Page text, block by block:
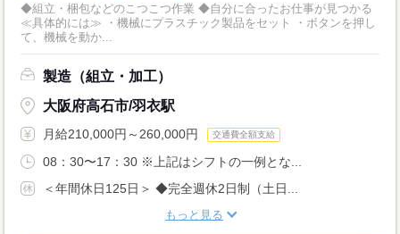
◆組立・梱包などのこつこつ作業 ◆自分に合ったお仕事が見つかる
≪具体的には≫ ・機械にプラスチック製品をセット ・ボタンを押し
て、機械を動か...
製造（組立・加工）
大阪府高石市/羽衣駅
月給210,000円～260,000円 交通費全額支給
08：30〜17：30 ※上記はシフトの一例とな...
＜年間休日125日＞ ◆完全週休2日制（土日...
もっと見る